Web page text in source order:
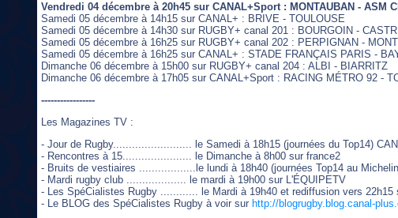
Vendredi 04 décembre à 20h45 sur CANAL+Sport : MONTAUBAN - ASM
Samedi 05 décembre à 14h15 sur CANAL+ : BRIVE - TOULOUSE
Samedi 05 décembre à 14h30 sur RUGBY+ canal 201 : BOURGOIN -
Samedi 05 décembre à 16h25 sur RUGBY+ canal 202 : PERPIGNAN -
Samedi 05 décembre à 16h25 sur CANAL+ : STADE FRANÇAIS PARIS -
Dimanche 06 décembre à 15h00 sur RUGBY+ canal 204 : ALBI - BIARRITZ
Dimanche 06 décembre à 17h05 sur CANAL+Sport : RACING MÉTRO 92 -
-----------------
Les Magazines TV :
- Jour de Rugby......................... le Samedi à 18h15 (journées du Top14)
- Rencontres à 15...................... le Dimanche à 8h00 sur france2
- Bruits de vestiaires ..................le lundi à 18h40 (journées Top14 au
- Mardi rugby club ................... le mardi à 19h00 sur L'ÉQUIPETV
- Les SpéCialistes Rugby ............ le Mardi à 19h40 et rediffusion vers 22h15
- Le BLOG des SpéCialistes Rugby à voir sur http://blogrugby.blog.canal-